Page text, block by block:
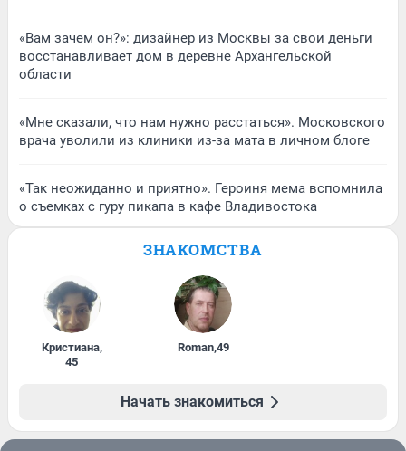
«Вам зачем он?»: дизайнер из Москвы за свои деньги
восстанавливает дом в деревне Архангельской
области
«Мне сказали, что нам нужно расстаться». Московского
врача уволили из клиники из-за мата в личном блоге
«Так неожиданно и приятно». Героиня мема вспомнила
о съемках с гуру пикапа в кафе Владивостока
ЗНАКОМСТВА
Кристиана,
45
Roman,49
Начать знакомиться